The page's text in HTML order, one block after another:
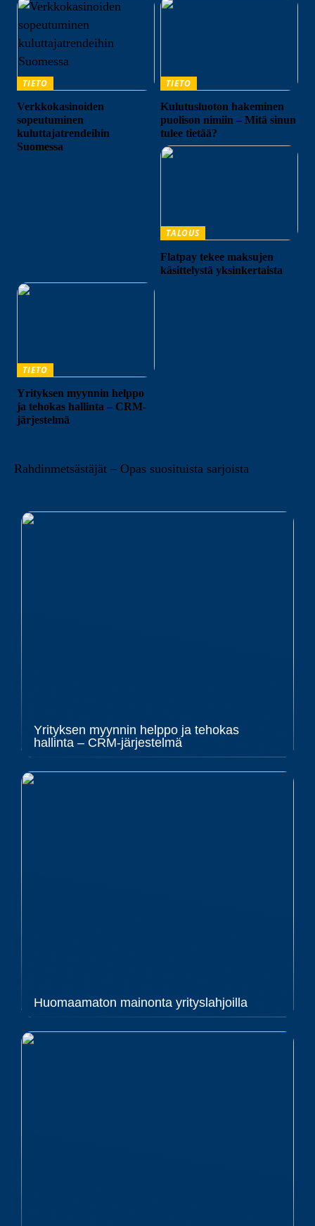
TIETO
Verkkokasinoiden
sopeutuminen
kuluttajatrendeihin
Suomessa
TIETO
Kulutusluoton hakeminen
puolison nimiin – Mitä sinun
tulee tietää?
TALOUS
Flatpay tekee maksujen
käsittelystä yksinkertaista
TIETO
Yrityksen myynnin helppo
ja tehokas hallinta – CRM-
järjestelmä
Rahdinmetsästäjät – Opas suosituista sarjoista
Yrityksen myynnin helppo ja tehokas
hallinta – CRM-järjestelmä
Huomaamaton mainonta yrityslahjoilla